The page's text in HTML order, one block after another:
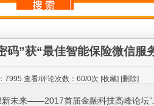
码”获“最佳智能保险微信服
7995 查看/评论次数： 60/0次 [收藏] [删除]
来——2017首届金融科技高峰论坛”